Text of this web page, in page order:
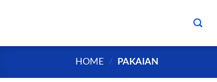
HOME / PAKAIAN